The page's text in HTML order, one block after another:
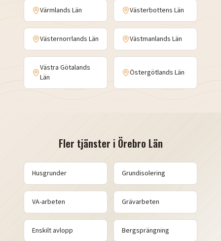
Värmlands Län Västerbottens Län
Västernorrlands Län Västmanlands Län
Västra Götalands
Län
Östergötlands Län
Fler tjänster i Örebro Län
Husgrunder Grundisolering
VA-arbeten Grävarbeten
Enskilt avlopp Bergsprängning